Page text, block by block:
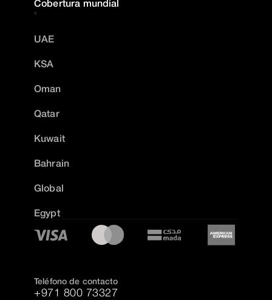
Cobertura mundial
UAE
KSA
Oman
Qatar
Kuwait
Bahrain
Global
Egypt
Teléfono de contacto
+971 800 73327